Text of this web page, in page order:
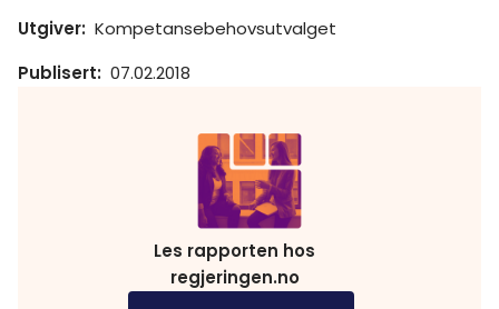
Utgiver: Kompetansebehovsutvalget
Publisert: 07.02.2018
Les rapporten hos
regjeringen.no